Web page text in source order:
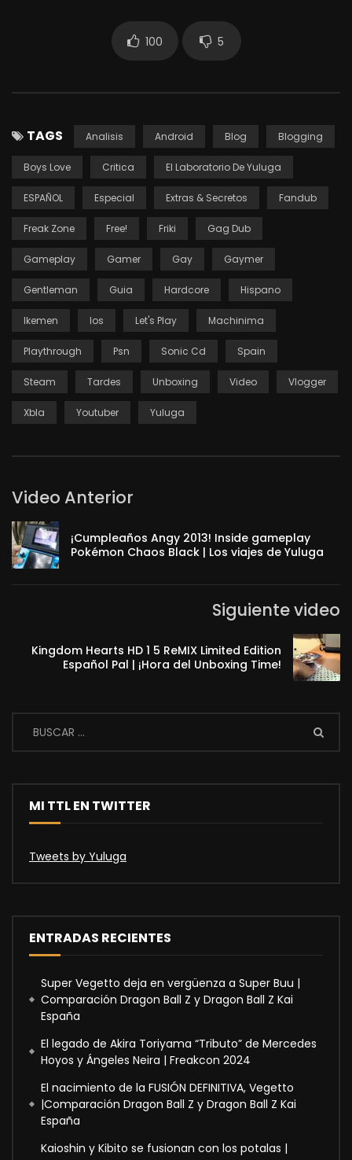
100 5
TAGS Analisis Android Blog Blogging
Boys Love Critica El Laboratorio De Yuluga
ESPAÑOL Especial Extras & Secretos Fandub
Freak Zone Free! Friki Gag Dub
Gameplay Gamer Gay Gaymer
Gentleman Guia Hardcore Hispano
Ikemen Ios Let's Play Machinima
Playthrough Psn Sonic Cd Spain
Steam Tardes Unboxing Video Vlogger
Xbla Youtuber Yuluga
Video Anterior
¡Cumpleaños Angy 2013! Inside gameplay
Pokémon Chaos Black | Los viajes de Yuluga
Siguiente video
Kingdom Hearts HD 1 5 ReMIX Limited Edition
Español Pal | ¡Hora del Unboxing Time!
MI TTL EN TWITTER
Tweets by Yuluga
ENTRADAS RECIENTES
Super Vegetto deja en vergüenza a Super Buu |
Comparación Dragon Ball Z y Dragon Ball Z Kai
España
El legado de Akira Toriyama “Tributo” de Mercedes
Hoyos y Ángeles Neira | Freakcon 2024
El nacimiento de la FUSIÓN DEFINITIVA, Vegetto
|Comparación Dragon Ball Z y Dragon Ball Z Kai
España
Kaioshin y Kibito se fusionan con los potalas |